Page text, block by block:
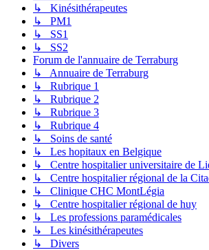
↳ Kinésithérapeutes
↳ PM1
↳ SS1
↳ SS2
Forum de l'annuaire de Terraburg
↳ Annuaire de Terraburg
↳ Rubrique 1
↳ Rubrique 2
↳ Rubrique 3
↳ Rubrique 4
↳ Soins de santé
↳ Les hopitaux en Belgique
↳ Centre hospitalier universitaire de
↳ Centre hospitalier régional de la
↳ Clinique CHC MontLégia
↳ Centre hospitalier régional de huy
↳ Les professions paramédicales
↳ Les kinésithérapeutes
↳ Divers